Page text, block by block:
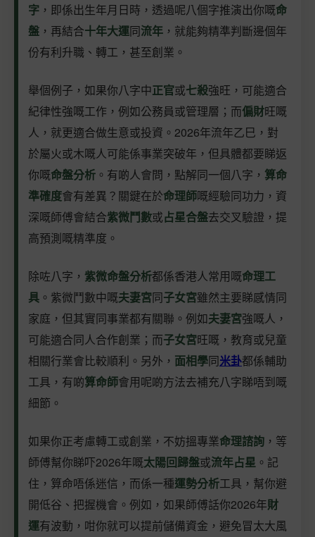
字 ，即係出生年月日時，透過呢八個字推演出你嘅命
盤 ，再結合十年大運同流年 ，就能夠精準判斷邊個年
份有利升職、轉工，甚至創業。
舉個例子，如果你八字中正官或七殺強旺，可能適合
紀律性強嘅工作，例如公務員或管理層；而偏財旺嘅
人，就更適合做生意或投資。2026年流年乙巳，對
於屬火或木嘅人可能係事業突破年，但具體都要睇返
你嘅命盤分析 。有啲人會問，點解同一個八字， 算命
準確度會有差異？關鍵在於命理師嘅經驗同功力，資
深嘅師傅會結合紫微鬥數或占星合盤去交叉驗證，提
高預測嘅精準度。
除咗八字， 紫微命盤分析都係香港人常用嘅命理工
具 。紫微鬥數中嘅夫妻宮同子女宮雖然主要睇感情同
家庭，但其實同事業都有關聯。例如夫妻宮強嘅人，
可能適合同人合作創業；而子女宮旺嘅，教育或兒童
相關行業會比較順利。另外， 面相學同米卦都係輔助
工具，有啲算命師會用呢啲方法去補充八字睇唔到嘅
細節。
如果你正考慮轉工或創業，不妨搵專業命理諮詢 ，等
師傅幫你睇吓2026年嘅太陽回歸盤或流年占星 。記
住，算命唔係迷信，而係一種運勢分析工具，幫你避
開低谷、把握機會。例如，如果師傅話你2026年財
運有波動，咁你就可以提前儲備資金，避免冒太大風